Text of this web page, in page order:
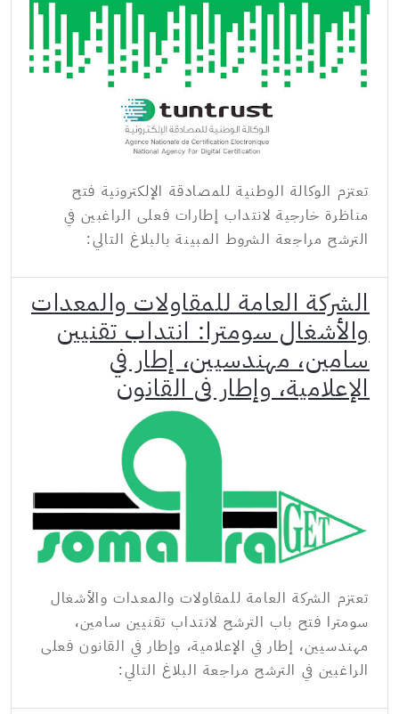
تعتزم الوكالة الوطنية للمصادقة الإلكترونية فتح
مناظرة خارجية لانتداب إطارات فعلى الراغبين في
الترشح مراجعة الشروط المبينة بالبلاغ التالي:
الشركة العامة للمقاولات والمعدات
والأشغال سومترا: انتداب تقنيين
سامين، مهندسيين، إطار في
الإعلامية، وإطار في القانون
تعتزم الشركة العامة للمقاولات والمعدات والأشغال
سومترا فتح باب الترشح لانتداب تقنيين سامين،
مهندسيين، إطار في الإعلامية، وإطار في القانون فعلى
الراغبين في الترشح مراجعة البلاغ التالي: